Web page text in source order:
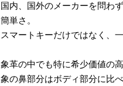
国内、国外のメーカーを問わ
簡単さ。
スマートキーだけではなく、
象革の中でも特に希少価値の
象の鼻部分はボディ部分に比